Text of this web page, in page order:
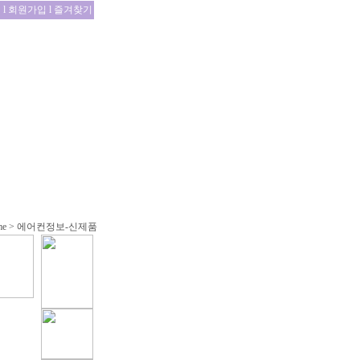
l 회원가입 l 즐겨찾기
> 에어컨정보-신제품